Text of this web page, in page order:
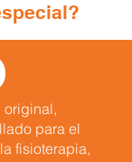
original,
para el
la fisioterapia,